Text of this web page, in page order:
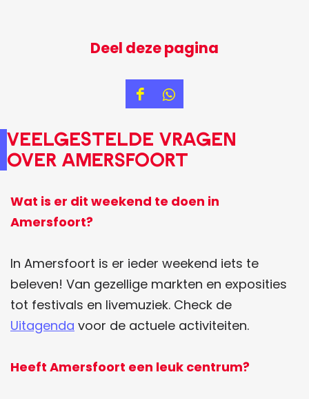
Deel deze pagina
D
e
l
e
p
a
g
i
a
D
e
l
e
p
a
g
i
a
Veelgestelde vragen
over Amersfoort
Wat is er dit weekend te doen in
Amersfoort?
In Amersfoort is er ieder weekend iets te
beleven! Van gezellige markten en exposities
tot festivals en livemuziek. Check de
Uitagenda voor de actuele activiteiten.
Heeft Amersfoort een leuk centrum?